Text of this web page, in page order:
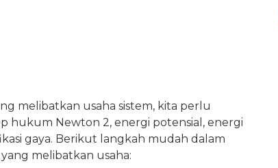
melibatkan usaha sistem, kita perlu
hukum Newton 2, energi potensial, energi
gaya. Berikut langkah mudah dalam
melibatkan usaha: